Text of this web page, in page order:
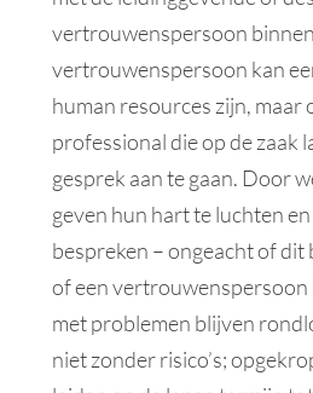
vertrouwenspersoon
vertrouwenspersoon kan
human resources zijn, maar
professional die op de zaak
gesprek aan te gaan. Door
geven hun hart te luchten
bespreken – ongeacht of dit
of een vertrouwenspersoon
met problemen blijven
niet zonder risico’s;